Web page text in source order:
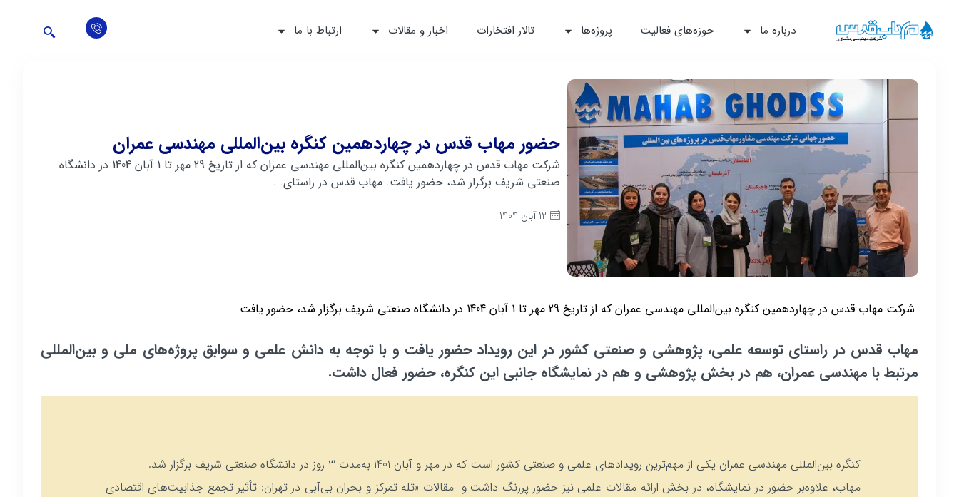
درباره ما حوزه‌‌های فعالیت پروژه‌ها تالار افتخارات اخبار و مقالات ارتباط با ما
حضور مهاب قدس در چهاردهمین کنگره بین‌المللی مهندسی عمران
شرکت مهاب قدس در چهاردهمین کنگره بین‌المللی مهندسی عمران که از تاریخ 29 مهر تا 1 آبان 1404 در دانشگاه
صنعتی شریف برگزار شد، حضور یافت. مهاب قدس در راستای...
12 آبان 1404
شرکت مهاب قدس در چهاردهمین کنگره بین‌المللی مهندسی عمران که از تاریخ 29 مهر تا 1 آبان 1404 در دانشگاه صنعتی شریف برگزار شد، حضور یافت.
مهاب قدس در راستای توسعه علمی، پژوهشی و صنعتی کشور در این رویداد حضور یافت و با توجه به دانش علمی و سوابق پروژه‌های ملی و بین‌المللی
مرتبط با مهندسی عمران، هم در بخش پژوهشی و هم در نمایشگاه جانبی این کنگره، حضور فعال داشت.
کنگره بین‌المللی مهندسی عمران یکی از مهم‌ترین رویدادهای علمی و صنعتی کشور است که در مهر و آبان 1401 به‌مدت 3 روز در دانشگاه صنعتی شریف برگزار شد.
مهاب، علاوه‌بر حضور در نمایشگاه، در بخش ارائه مقالات علمی نیز حضور پررنگ داشت و مقالات «تله تمرکز و بحران بی‌آبی در تهران: تأثیر تجمع جذابیت‌های اقتصادی–